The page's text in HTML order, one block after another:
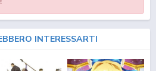
INTERESSARTI